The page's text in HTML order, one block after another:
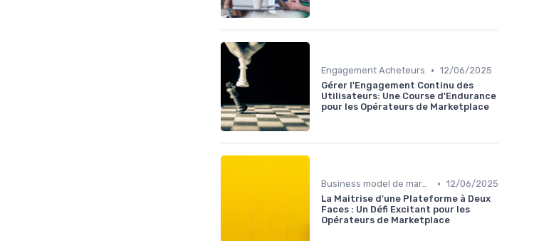
Engagement Acheteurs • 12/06/2025
Gérer l'Engagement Continu des
Utilisateurs: Une Course d'Endurance
pour les Opérateurs de Marketplace
Business model de marketplace • 12/06/2025
La Maitrise d'une Plateforme à Deux
Faces : Un Défi Excitant pour les
Opérateurs de Marketplace